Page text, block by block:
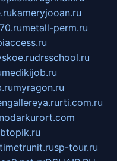
kameryjooan.ru
metall-perm.ru
drsschool.ru
medikijob.ru
myragon.ru
rti.com.ru
sp-tour.ru